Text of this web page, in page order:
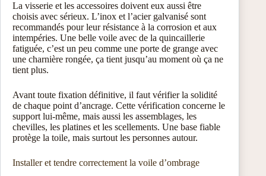
La visserie et les accessoires doivent eux aussi être
choisis avec sérieux. L’inox et l’acier galvanisé sont
recommandés pour leur résistance à la corrosion et aux
intempéries. Une belle voile avec de la quincaillerie
fatiguée, c’est un peu comme une porte de grange avec
une charnière rongée, ça tient jusqu’au moment où ça ne
tient plus.
Avant toute fixation définitive, il faut vérifier la solidité
de chaque point d’ancrage. Cette vérification concerne le
support lui-même, mais aussi les assemblages, les
chevilles, les platines et les scellements. Une base fiable
protège la toile, mais surtout les personnes autour.
Installer et tendre correctement la voile d’ombrage